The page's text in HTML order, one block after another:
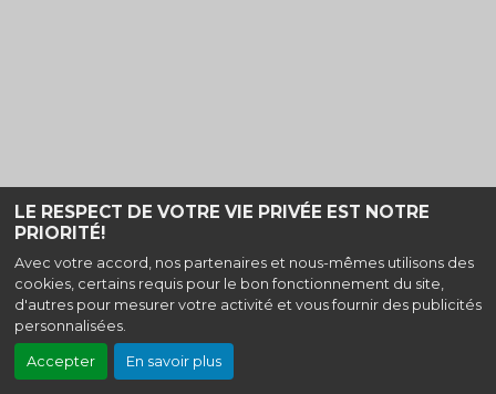
LE RESPECT DE VOTRE VIE PRIVÉE EST NOTRE
PRIORITÉ!
Avec votre accord, nos partenaires et nous-mêmes utilisons des
cookies, certains requis pour le bon fonctionnement du site,
d'autres pour mesurer votre activité et vous fournir des publicités
personnalisées.
Accepter En savoir plus